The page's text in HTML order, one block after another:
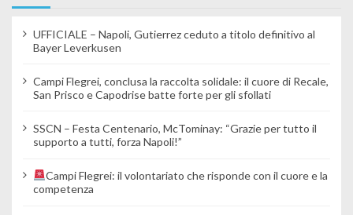
UFFICIALE – Napoli, Gutierrez ceduto a titolo definitivo al
Bayer Leverkusen
Campi Flegrei, conclusa la raccolta solidale: il cuore di Recale,
San Prisco e Capodrise batte forte per gli sfollati
SSCN – Festa Centenario, McTominay: “Grazie per tutto il
supporto a tutti, forza Napoli!”
Campi Flegrei: il volontariato che risponde con il cuore e la
competenza